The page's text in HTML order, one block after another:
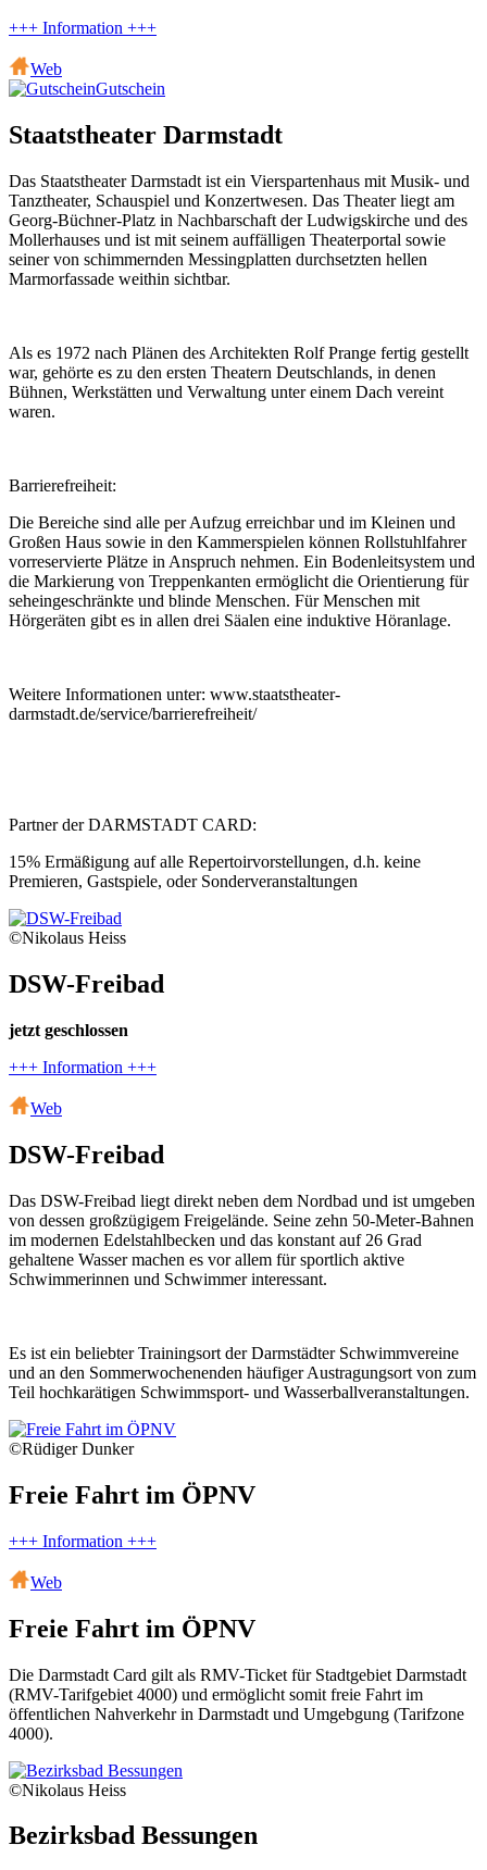
+++ Information +++
Web
Gutschein
Staatstheater Darmstadt
Das Staatstheater Darmstadt ist ein Vierspartenhaus mit Musik- und
Tanztheater, Schauspiel und Konzertwesen. Das Theater liegt am
Georg-Büchner-Platz in Nachbarschaft der Ludwigskirche und des
Mollerhauses und ist mit seinem auffälligen Theaterportal sowie
seiner von schimmernden Messingplatten durchsetzten hellen
Marmorfassade weithin sichtbar.
Als es 1972 nach Plänen des Architekten Rolf Prange fertig gestellt
war, gehörte es zu den ersten Theatern Deutschlands, in denen
Bühnen, Werkstätten und Verwaltung unter einem Dach vereint
waren.
Barrierefreiheit:
Die Bereiche sind alle per Aufzug erreichbar und im Kleinen und
Großen Haus sowie in den Kammerspielen können Rollstuhlfahrer
vorreservierte Plätze in Anspruch nehmen. Ein Bodenleitsystem und
die Markierung von Treppenkanten ermöglicht die Orientierung für
seheingeschränkte und blinde Menschen. Für Menschen mit
Hörgeräten gibt es in allen drei Säalen eine induktive Höranlage.
Weitere Informationen unter: www.staatstheater-
darmstadt.de/service/barrierefreiheit/
Partner der DARMSTADT CARD:
15% Ermäßigung auf alle Repertoirvorstellungen, d.h. keine
Premieren, Gastspiele, oder Sonderveranstaltungen
©Nikolaus Heiss
DSW-Freibad
jetzt geschlossen
+++ Information +++
Web
DSW-Freibad
Das DSW-Freibad liegt direkt neben dem Nordbad und ist umgeben
von dessen großzügigem Freigelände. Seine zehn 50-Meter-Bahnen
im modernen Edelstahlbecken und das konstant auf 26 Grad
gehaltene Wasser machen es vor allem für sportlich aktive
Schwimmerinnen und Schwimmer interessant.
Es ist ein beliebter Trainingsort der Darmstädter Schwimmvereine
und an den Sommerwochenenden häufiger Austragungsort von zum
Teil hochkarätigen Schwimmsport- und Wasserballveranstaltungen.
©Rüdiger Dunker
Freie Fahrt im ÖPNV
+++ Information +++
Web
Freie Fahrt im ÖPNV
Die Darmstadt Card gilt als RMV-Ticket für Stadtgebiet Darmstadt
(RMV-Tarifgebiet 4000) und ermöglicht somit freie Fahrt im
öffentlichen Nahverkehr in Darmstadt und Umgebgung (Tarifzone
4000).
©Nikolaus Heiss
Bezirksbad Bessungen